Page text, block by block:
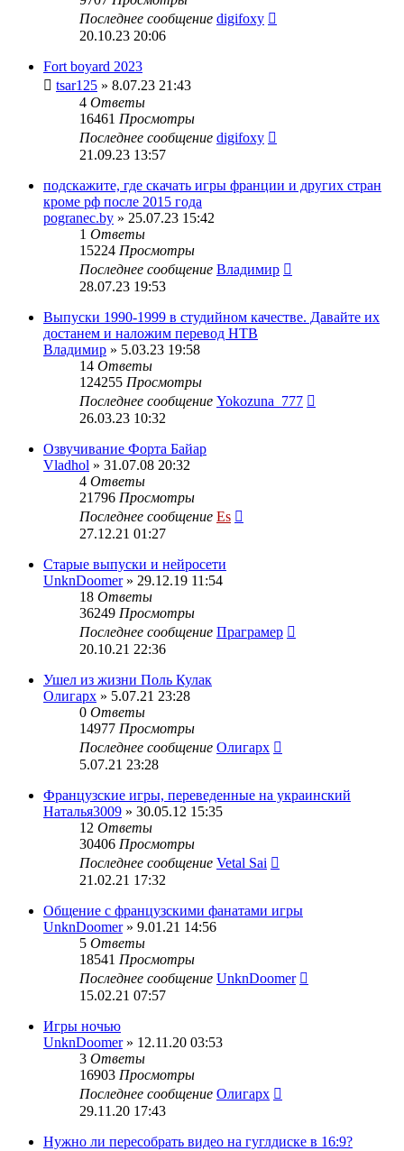
Последнее сообщение digifoxy
20.10.23 20:06
Fort boyard 2023
tsar125 » 8.07.23 21:43
4 Ответы
16461 Просмотры
Последнее сообщение digifoxy
21.09.23 13:57
подскажите, где скачать игры франции и других стран
кроме рф после 2015 года
pogranec.by » 25.07.23 15:42
1 Ответы
15224 Просмотры
Последнее сообщение Владимир
28.07.23 19:53
Выпуски 1990-1999 в студийном качестве. Давайте их
достанем и наложим перевод НТВ
Владимир » 5.03.23 19:58
14 Ответы
124255 Просмотры
Последнее сообщение Yokozuna_777
26.03.23 10:32
Озвучивание Форта Байар
Vladhol » 31.07.08 20:32
4 Ответы
21796 Просмотры
Последнее сообщение Es
27.12.21 01:27
Старые выпуски и нейросети
UnknDoomer» 29.12.19 11:54
18 Ответы
36249 Просмотры
Последнее сообщение Праграмер
20.10.21 22:36
Ушел из жизни Поль Кулак
Олигарх » 5.07.21 23:28
0 Ответы
14977 Просмотры
Последнее сообщение Олигарх
5.07.21 23:28
Французские игры, переведенные на украинский
Наталья3009 » 30.05.12 15:35
12 Ответы
30406 Просмотры
Последнее сообщение Vetal Sai
21.02.21 17:32
Общение с французскими фанатами игры
UnknDoomer» 9.01.21 14:56
5 Ответы
18541 Просмотры
Последнее сообщение UnknDoomer
15.02.21 07:57
Игры ночью
UnknDoomer» 12.11.20 03:53
3 Ответы
16903 Просмотры
Последнее сообщение Олигарх
29.11.20 17:43
Нужно ли пересобрать видео на гуглдиске в 16:9?